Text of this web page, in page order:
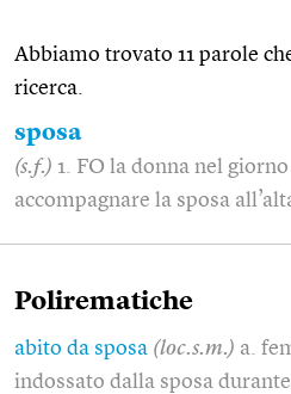
Abbiamo trovato 11 parole
ricerca.
sposa
(s.f.) 1. FO la donna nel
accompagnare la sposa
Polirematiche
abito da sposa (loc.s.m.) a.
indossato dalla sposa